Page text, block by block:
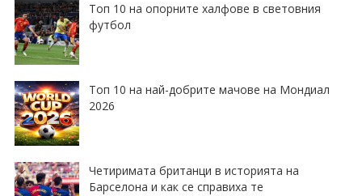
Топ 10 на опорните халфове в световния
футбол
Топ 10 на най-добрите мачове на Мондиал
2026
Четиримата британци в историята на
Барселона и как се справиха те